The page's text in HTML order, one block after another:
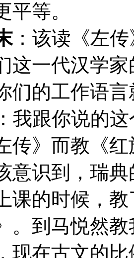
平等。
： 该读《左
这一代汉学
们的工作语
：我跟你说的
传》而教《
意识到，瑞
课的时候，
。到马悦然
现在古文的